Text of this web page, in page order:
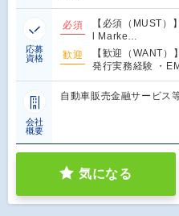
応募
資格
必須
【必須（MUST
l Marke…
歓迎
【歓迎（WANT
発行実務経験 ・
会社
概要
自動車販売金融サービス
気になる